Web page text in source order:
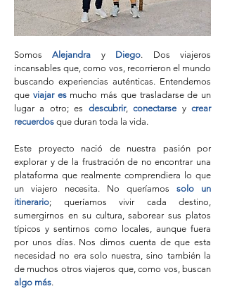
SomosAlejandra y Diego. Dos viajeros
incansables que, como vos, recorrieron el mundo
buscando experiencias auténticas. Entendemos
que viajar esmucho más que trasladarse de un
lugar a otro; es descubrir,conectarse ycrear
recuerdos que duran toda la vida.
Este proyecto nació de nuestra pasión por
explorar y de la frustración de no encontrar una
plataforma que realmente comprendiera lo que
un viajero necesita. No queríamos solo un
itinerario; queríamos vivir cada destino,
sumergirnos en su cultura, saborear sus platos
típicos y sentirnos como locales, aunque fuera
por unos días. Nos dimos cuenta de que esta
necesidad no era solo nuestra, sino también la
de muchos otros viajeros que, como vos, buscan
algo más.